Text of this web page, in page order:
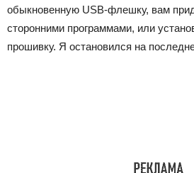
обыкновенную USB-флешку, вам
сторонними программами, или
прошивку. Я остановился на